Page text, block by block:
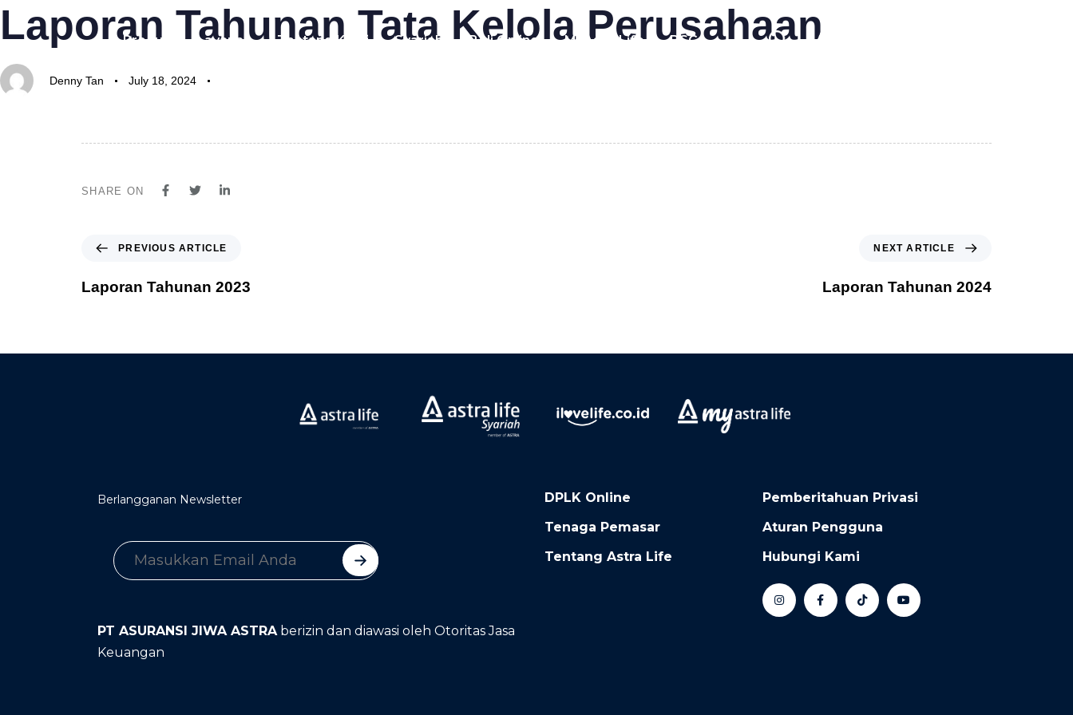
Produk Layanan Tentang Kami Syariah Beli Online MyAstraLife BSG
Laporan Tahunan Tata Kelola Perusahaan
Author
Denny Tan
Published
July 18, 2024
Published
SHARE ON
PREVIOUS ARTICLE
Laporan Tahunan 2023
NEXT ARTICLE
Laporan Tahunan 2024
Berlangganan Newsletter
PT ASURANSI JIWA ASTRAberizin dan diawasi oleh Otoritas Jasa
Keuangan
DPLK Online
Tenaga Pemasar
Tentang Astra Life
Pemberitahuan Privasi
Aturan Pengguna
Hubungi Kami